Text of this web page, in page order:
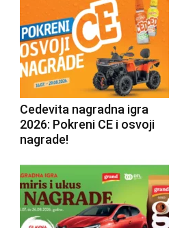
Cedevita nagradna igra
2026: Pokreni CE i osvoji
nagrade!